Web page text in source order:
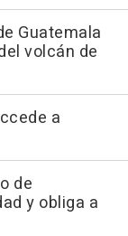
Guatemala
volcán de
a
de
y obliga a